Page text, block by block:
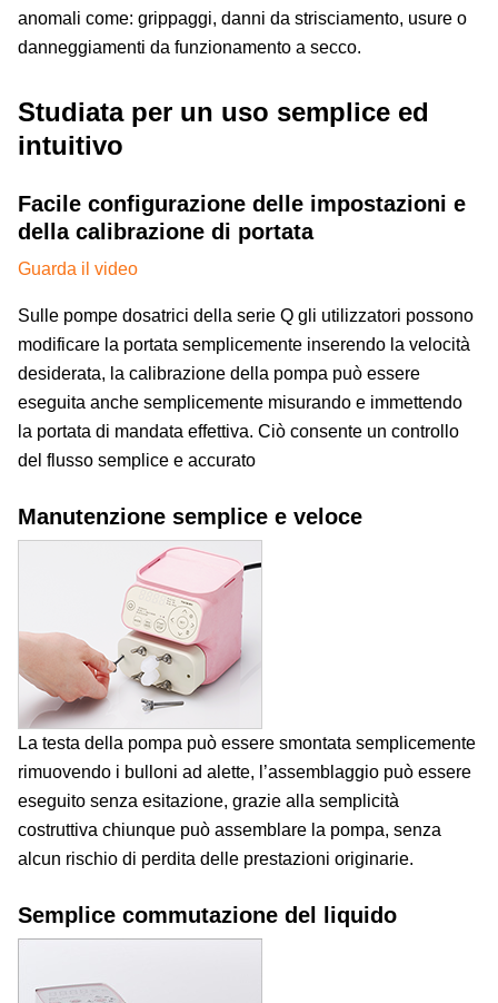
anomali come: grippaggi, danni da strisciamento, usure o
danneggiamenti da funzionamento a secco.
Studiata per un uso semplice ed
intuitivo
Facile configurazione delle impostazioni e
della calibrazione di portata
Guarda il video
Sulle pompe dosatrici della serie Q gli utilizzatori possono
modificare la portata semplicemente inserendo la velocità
desiderata, la calibrazione della pompa può essere
eseguita anche semplicemente misurando e immettendo
la portata di mandata effettiva. Ciò consente un controllo
del flusso semplice e accurato
Manutenzione semplice e veloce
La testa della pompa può essere smontata semplicemente
rimuovendo i bulloni ad alette, l’assemblaggio può essere
eseguito senza esitazione, grazie alla semplicità
costruttiva chiunque può assemblare la pompa, senza
alcun rischio di perdita delle prestazioni originarie.
Semplice commutazione del liquido